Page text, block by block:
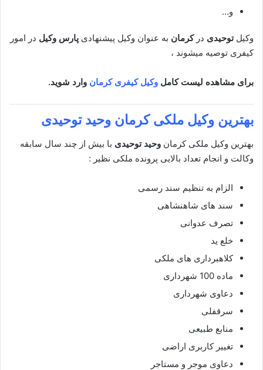
و…
وکیل توحیدی در کرمان به عنوان وکیل پیشنهادی پارس وکیل در امور
کیفری توصیه میشوند ،
برای مشاهده لیست کامل وکیل کیفری کرمان وارد شوید.
بهترین وکیل ملکیکرمان وحید توحیدی
بهترین وکیل ملکی کرمان وحید توحیدی با بیش از چند سال سابقه
وکالت و انجام تعداد بالایی پرونده ملکی نظیر :
الزام به تنظیم سند رسمی
سند های شاهنشاهی
تصرف عدوانی
خلع ید
کلاهبرداری های ملکی
ماده 100 شهرداری
دعاوی شهرداری
سرقفلی
منابع طبیعی
تغییر کاربری اراضی
دعاوی موجر و مستاجر